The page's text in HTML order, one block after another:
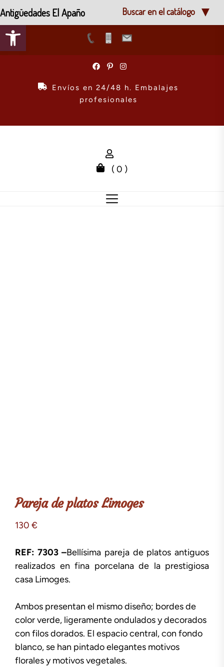
Abrir barra de herramientas
Envíos en 24/48 h. Embalajes
profesionales
( 0 )
Pareja de platos Limoges
130 €
REF: 7303 –Bellísima pareja de platos antiguos
realizados en fina porcelana de la prestigiosa
casa Limoges.
Ambos presentan el mismo diseño; bordes de
color verde, ligeramente ondulados y decorados
con filos dorados. El espacio central, con fondo
blanco, se han pintado elegantes motivos
florales y motivos vegetales.
Antigüedades El Apaño Buscar en el catálogo